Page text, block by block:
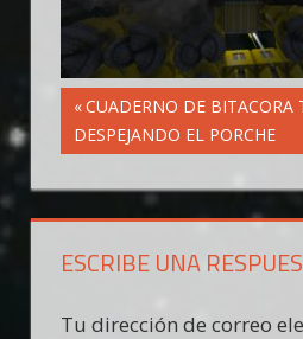
Navegación
de
entradas
Entrada
anterior:
CUADERNO DE BITACORA
DESPEJANDO EL PORCHE
ESCRIBE UNA
Tu dirección de correo